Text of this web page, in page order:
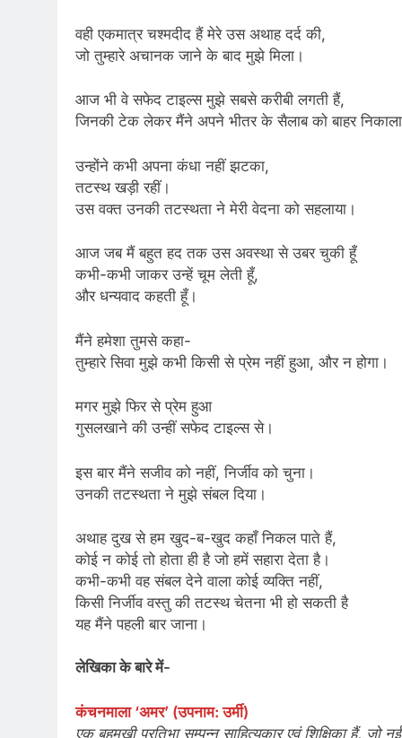
वही एकमात्र चश्मदीद हैं मेरे उस अथाह दर्द की,
जो तुम्हारे अचानक जाने के बाद मुझे मिला।
आज भी वे सफेद टाइल्स मुझे सबसे करीबी लगती हैं,
जिनकी टेक लेकर मैंने अपने भीतर के सैलाब को बाहर
उन्होंने कभी अपना कंधा नहीं झटका,
तटस्थ खड़ी रहीं।
उस वक्त उनकी तटस्थता ने मेरी वेदना को सहलाया।
आज जब मैं बहुत हद तक उस अवस्था से उबर चुकी हूँ
कभी-कभी जाकर उन्हें चूम लेती हूँ,
और धन्यवाद कहती हूँ।
मैंने हमेशा तुमसे कहा-
तुम्हारे सिवा मुझे कभी किसी से प्रेम नहीं हुआ, और न होगा।
मगर मुझे फिर से प्रेम हुआ
गुसलखाने की उन्हीं सफेद टाइल्स से।
इस बार मैंने सजीव को नहीं, निर्जीव को चुना।
उनकी तटस्थता ने मुझे संबल दिया।
अथाह दुख से हम खुद-ब-खुद कहाँ निकल पाते हैं,
कोई न कोई तो होता ही है जो हमें सहारा देता है।
कभी-कभी वह संबल देने वाला कोई व्यक्ति नहीं,
किसी निर्जीव वस्तु की तटस्थ चेतना भी हो सकती है
यह मैंने पहली बार जाना।
लेखिका के बारे में-
कंचनमाला ‘अमर’ (उपनाम: उर्मी)
एक बहुमुखी प्रतिभा सम्पन्न साहित्यकार एवं शिक्षिका हैं, जो